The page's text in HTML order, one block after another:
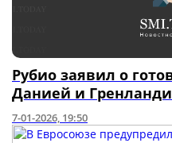
Рубио заявил о
Данией и
7-01-2026, 19:50